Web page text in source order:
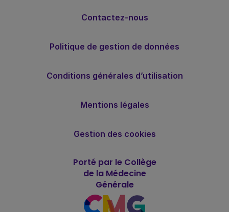
Contactez-nous
Politique de gestion de données
Conditions générales d’utilisation
Mentions légales
Gestion des cookies
Porté par le Collège
de la Médecine
Générale